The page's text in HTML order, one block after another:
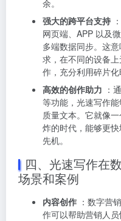
余。
强大的跨平台支持
网页端、APP 以及
多端数据同步。这
求，在不同的设备
作，充分利用碎片化
高效的创作助力 ：
等功能，光速写作
质量文本。它就像
炸的时代，能够更
先机。
四、光速写作在
场景和案例
内容创作 ：数字营
作可以帮助营销人